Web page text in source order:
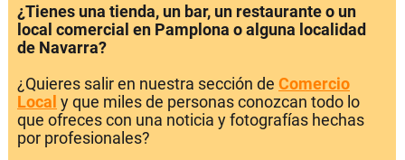
¿Tienes una tienda, un bar, un restaurante o un
local comercial en Pamplona o alguna localidad
de Navarra?
¿Quieres salir en nuestra sección de Comercio
Local y que miles de personas conozcan todo lo
que ofreces con una noticia y fotografías hechas
por profesionales?